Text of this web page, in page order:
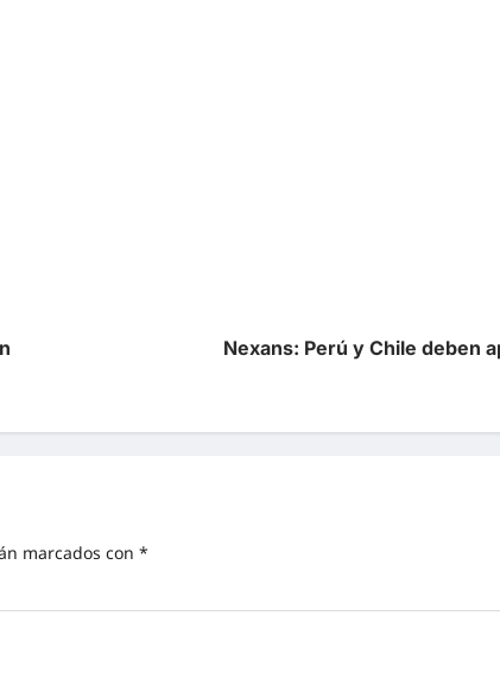
Nexans: Perú y Chile deben
marcados con *